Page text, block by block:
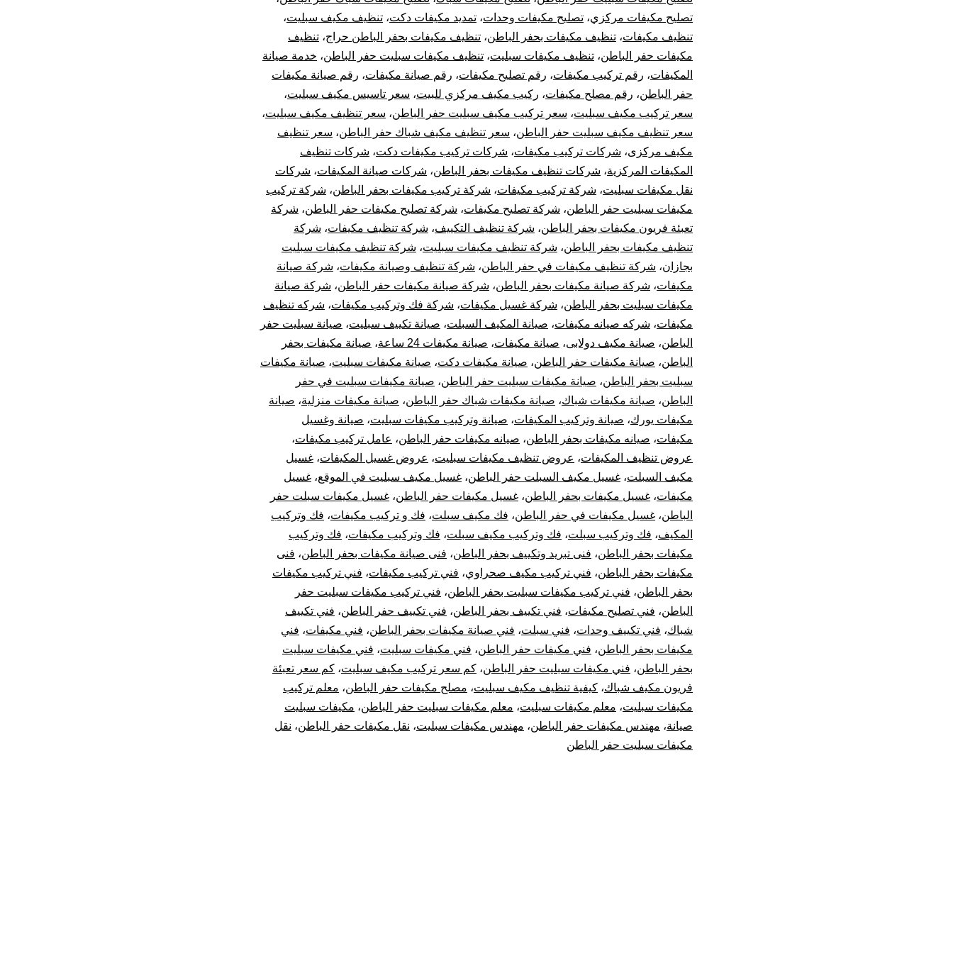
تصليح مكيفات مركزي، تصليح مكيفات وحدات، تمديد مكيفات دكت، تنظيف مكيف سبليت،
تنظيف مكيفات، تنظيف مكيفات بحفر الباطن، تنظيف مكيفات بحفر الباطن حراج، تنظيف
مكيفات حفر الباطن، تنظيف مكيفات سبليت، تنظيف مكيفات سبليت حفر الباطن، خدمة صيانة
المكيفات، رقم تركيب مكيفات، رقم تصليح مكيفات، رقم صيانة مكيفات، رقم صيانة مكيفات
حفر الباطن، رقم مصلح مكيفات، ركيب مكيف مركزي للبيت، سعر تاسيس مكيف سبليت،
سعر تركيب مكيف سبليت، سعر تركيب مكيف سبليت حفر الباطن، سعر تنظيف مكيف سبليت،
سعر تنظيف مكيف سبليت حفر الباطن، سعر تنظيف مكيف شباك حفر الباطن، سعر تنظيف
مكيف مركزى، شركات تركيب مكيفات، شركات تركيب مكيفات دكت، شركات تنظيف
المكيفات المركزية، شركات تنظيف مكيفات بحفر الباطن، شركات صيانة المكيفات، شركات
نقل مكيفات سبليت، شركة تركيب مكيفات، شركة تركيب مكيفات بحفر الباطن، شركة تركيب
مكيفات سبليت حفر الباطن، شركة تصليح مكيفات، شركة تصليح مكيفات حفر الباطن، شركة
تعبئة فريون مكيفات بحفر الباطن، شركة تنظيف التكييف، شركة تنظيف مكيفات، شركة
تنظيف مكيفات بحفر الباطن، شركة تنظيف مكيفات سبليت، شركة تنظيف مكيفات سبليت
بجازان، شركة تنظيف مكيفات في حفر الباطن، شركة تنظيف وصيانة مكيفات، شركة صيانة
مكيفات، شركة صيانة مكيفات بحفر الباطن، شركة صيانة مكيفات حفر الباطن، شركة صيانة
مكيفات سبليت بحفر الباطن، شركة غسيل مكيفات، شركة فك وتركيب مكيفات، شركه تنظيف
مكيفات، شركه صيانه مكيفات، صيانة المكيف السبلت، صيانة تكييف سبليت، صيانة سبليت حفر
الباطن، صيانة مكيف دولابى، صيانة مكيفات، صيانة مكيفات 24 ساعة ، صيانة مكيفات بحفر
الباطن، صيانة مكيفات حفر الباطن، صيانة مكيفات دكت، صيانة مكيفات سبليت، صيانة مكيفات
سبليت بحفر الباطن، صيانة مكيفات سبليت حفر الباطن، صيانة مكيفات سبليت في حفر
الباطن، صيانة مكيفات شباك، صيانة مكيفات شباك حفر الباطن، صيانة مكيفات منزلية، صيانة
مكيفات يورك، صيانة وتركيب المكيفات، صيانة وتركيب مكيفات سبليت، صيانة وغسيل
مكيفات، صيانه مكيفات بحفر الباطن، صيانه مكيفات حفر الباطن، عامل تركيب مكيفات،
عروض تنظيف المكيفات، عروض تنظيف مكيفات سبليت، عروض غسيل المكيفات، غسيل
مكيف السبلت، غسيل مكيف السبلت حفر الباطن، غسيل مكيف سبليت في الموقع، غسيل
مكيفات، غسيل مكيفات بحفر الباطن، غسيل مكيفات حفر الباطن، غسيل مكيفات سبلت حفر
الباطن، غسيل مكيفات في حفر الباطن، فك مكيف سبلت، فك و تركيب مكيفات، فك وتركيب
المكيف، فك وتركيب سبلت، فك وتركيب مكيف سبلت، فك وتركيب مكيفات، فك وتركيب
مكيفات بحفر الباطن، فنى تبريد وتكييف بحفر الباطن، فنى صيانة مكيفات بحفر الباطن، فنى
مكيفات بحفر الباطن، فني تركيب مكيف صحراوي، فني تركيب مكيفات، فني تركيب مكيفات
بحفر الباطن، فني تركيب مكيفات سبليت بحفر الباطن، فني تركيب مكيفات سبليت حفر
الباطن، فني تصليح مكيفات، فني تكييف بحفر الباطن، فني تكييف حفر الباطن، فني تكييف
شباك، فني تكييف وحدات، فني سبلت، فني صيانة مكيفات بحفر الباطن، فني مكيفات، فني
مكيفات بحفر الباطن، فني مكيفات حفر الباطن، فني مكيفات سبليت، فني مكيفات سبليت
بحفر الباطن، فني مكيفات سبليت حفر الباطن، كم سعر تركيب مكيف سبليت، كم سعر تعبئة
فريون مكيف شباك، كيفية تنظيف مكيف سبليت، مصلح مكيفات حفر الباطن، معلم تركيب
مكيفات سبليت، معلم مكيفات سبليت، معلم مكيفات سبليت حفر الباطن، مكيفات سبليت
صيانة، مهندس مكيفات حفر الباطن، مهندس مكيفات سبليت، نقل مكيفات حفر الباطن، نقل
مكيفات سبليت حفر الباطن